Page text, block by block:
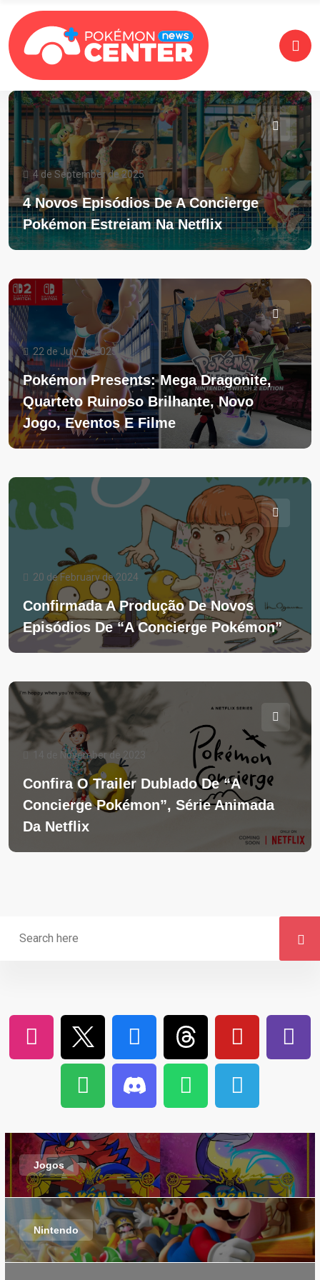
4 de September de 2025
4 Novos Episódios De A Concierge
Pokémon Estreiam Na Netflix
22 de July de 2025
Pokémon Presents: Mega Dragonite,
Quarteto Ruinoso Brilhante, Novo
Jogo, Eventos E Filme
20 de February de 2024
Confirmada A Produção De Novos
Episódios De “A Concierge Pokémon”
14 de November de 2023
Confira O Trailer Dublado De “A
Concierge Pokémon”, Série Animada
Da Netflix
Jogos
Nintendo